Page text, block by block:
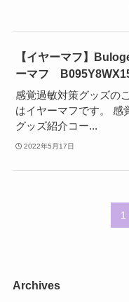
【イヤーマフ】
ーマフ
感覚過敏対策グッズの
はイヤーマフです。 感
グッズ紹介コー...
2022年5月17日
1
Archives